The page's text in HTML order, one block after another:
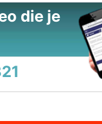
die je